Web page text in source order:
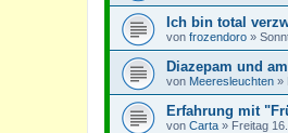
Ich bin total
von frozendoro »
Diazepam und
von Meeresleuchten »
Erfahrung mit
von Carta » Freitag